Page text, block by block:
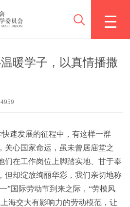
暖学子，以真情播撒
速发展的征程中，有这样一群
关心国家命运，虽未曾居庙堂之
们在工作岗位上脚踏实地、甘于奉
但却绽放绚丽华彩，我们亲切地称
”国际劳动节到来之际，“劳模风
海交大有影响力的劳动模范，让